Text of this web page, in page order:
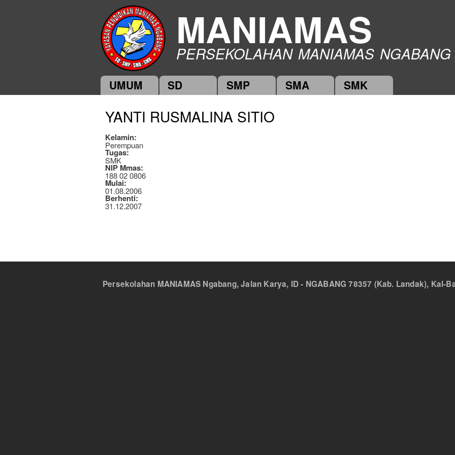
main
content
MANIAMAS
PERSEKOLAHAN MANIAMAS NGABANG
Main menu
UMUM SD SMP SMA SMK
YANTI RUSMALINA SITIO
Kelamin:
Perempuan
Tugas:
SMK
NIP Mmas:
188 02 0806
Mulai:
01.08.2006
Berhenti:
31.12.2007
Persekolahan MANIAMAS Ngabang, Jalan Karya, ID - NGABANG 78357 (Kab. Landak), Kal-